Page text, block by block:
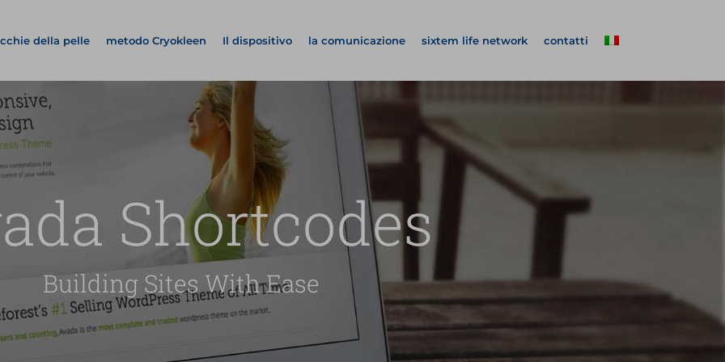
della pelle metodo Cryokleen Il dispositivo la comunicazione sixtem life network contatti
Shortcodes
Building Sites With Ease